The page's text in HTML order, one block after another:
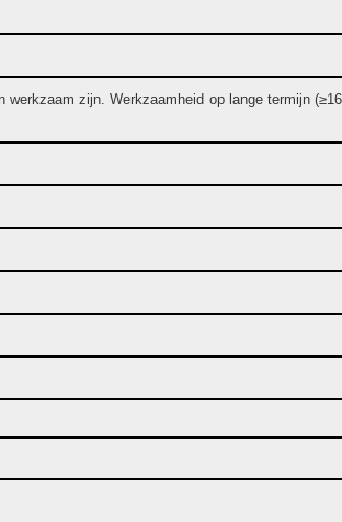
zijn. Werkzaamheid op lange termijn